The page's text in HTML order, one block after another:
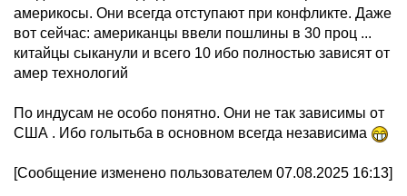
америкосы. Они всегда отступают при конфликте. Даже
вот сейчас: американцы ввели пошлины в 30 проц ...
китайцы сыканули и всего 10 ибо полностью зависят от
амер технологий
По индусам не особо понятно. Они не так зависимы от
США . Ибо голытьба в основном всегда независима
[Сообщение изменено пользователем 07.08.2025 16:13]